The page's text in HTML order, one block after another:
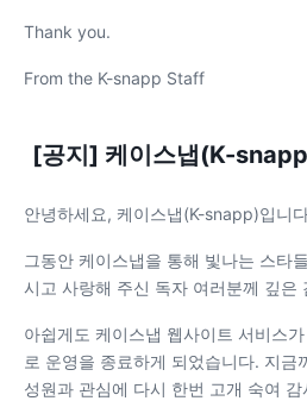
Thank you.
From the K-snapp Staff
[공지] 케이스냅(K-
안녕하세요, 케이스냅(K-snapp)입니
그동안 케이스냅을 통해 빛나는 스타
시고 사랑해 주신 독자 여러분께 깊은
아쉽게도 케이스냅 웹사이트 서비스
로 운영을 종료하게 되었습니다. 지금
성원과 관심에 다시 한번 고개 숙여 감